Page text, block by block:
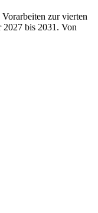
zur vierten
2027 bis 2031. Von